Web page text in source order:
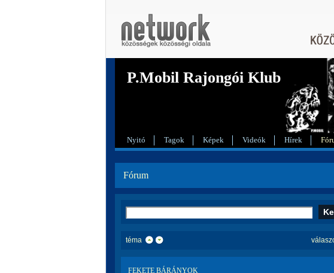
P.Mobil Rajongói Klub
Nyitó Tagok Képek Videók Hírek
Fórum
téma
FEKETE BÁRÁNYOK